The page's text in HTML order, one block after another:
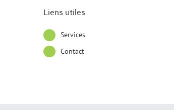
Liens utiles
Services
Contact